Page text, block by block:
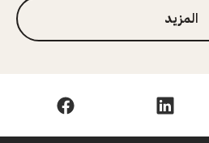
المزيد